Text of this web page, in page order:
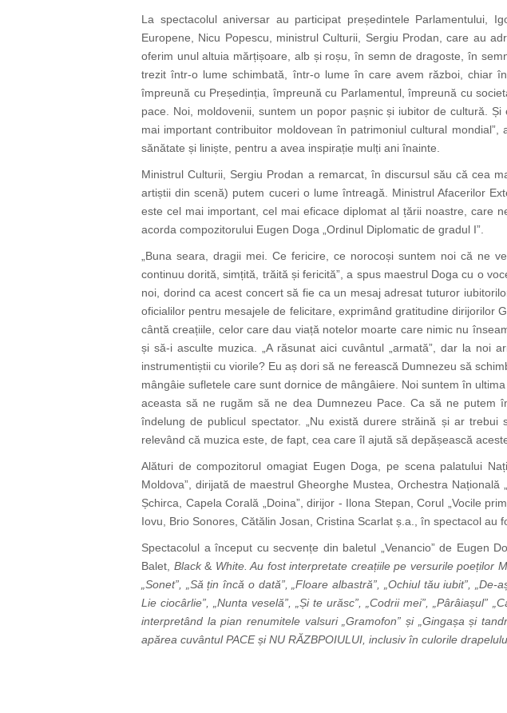
La spectacolul aniversar au participat președintele Parlamentului,
Europene, Nicu Popescu, ministrul Culturii, Sergiu Prodan, care au
oferim unul altuia mărțișoare, alb și roșu, în semn de dragoste, în
trezit într-o lume schimbată, într-o lume în care avem război, chiar
împreună cu Președinția, împreună cu Parlamentul, împreună cu
pace. Noi, moldovenii, suntem un popor pașnic și iubitor de cultură.
mai important contribuitor moldovean în patrimoniul cultural
sănătate și liniște, pentru a avea inspirație mulți ani înainte.
Ministrul Culturii, Sergiu Prodan a remarcat, în discursul său că cea
artiștii din scenă) putem cuceri o lume întreagă. Ministrul Afacerilor
este cel mai important, cel mai eficace diplomat al țării noastre, care
acorda compozitorului Eugen Doga „Ordinul Diplomatic de gradul I”.
„Buna seara, dragii mei. Ce fericire, ce norocoși suntem noi că ne
continuu dorită, simțită, trăită și fericită”, a spus maestrul Doga cu o
noi, dorind ca acest concert să fie ca un mesaj adresat tuturor
oficialilor pentru mesajele de felicitare, exprimând gratitudine dirijorilor
cântă creațiile, celor care dau viață notelor moarte care nimic nu
și să-i asculte muzica. „A răsunat aici cuvântul „armată”, dar la
instrumentiștii cu viorile? Eu aș dori să ne ferească Dumnezeu să
mângâie sufletele care sunt dornice de mângâiere. Noi suntem în
aceasta să ne rugăm să ne dea Dumnezeu Pace. Ca să ne putem
îndelung de publicul spectator. „Nu există durere străină și ar
relevând că muzica este, de fapt, cea care îl ajută să depășească
Alături de compozitorul omagiat Eugen Doga, pe scena palatului
Moldova”, dirijată de maestrul Gheorghe Mustea, Orchestra
Șchirca, Capela Corală „Doina”, dirijor - Ilona Stepan, Corul „Vocile
Iovu, Brio Sonores, Cătălin Josan, Cristina Scarlat ș.a., în spectacol au
Spectacolul a început cu secvențe din baletul „Venancio” de Eugen
Balet, Black& White. Au fost interpretate creațiile pe versurile poeților
„Sonet”, „Să țin încă o dată”, „Floare albastră”, „Ochiul tău iubit”,
Lie ciocârlie”, „Nunta veselă”, „Și te urăsc”, „Codrii mei”, „Pârâiașul”
interpretând la pian renumitele valsuri „Gramofon” și „Gingașa și
apărea cuvântul PACE și NU RĂZBPOIULUI, inclusiv în culorile